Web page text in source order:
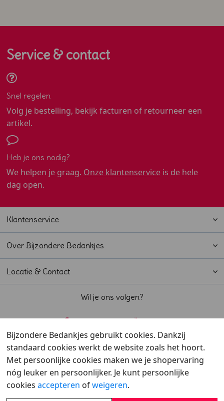
Service & contact
Snel regelen
Volg je bestelling, bekijk facturen of retourneer een
artikel.
Heb je ons nodig?
We helpen je graag. Onze klantenserviceis de hele
dag open.
Klantenservice
Over Bijzondere Bedankjes
Locatie & Contact
Wil je ons volgen?
Beoordeeld met een door klanten
Bijzondere Bedankjes gebruikt cookies. Dankzij
standaard cookies werkt de website zoals het hoort.
Met persoonlijke cookies maken we je shopervaring
nóg leuker en persoonlijker. Je kunt persoonlijke
cookies accepteren ofweigeren.